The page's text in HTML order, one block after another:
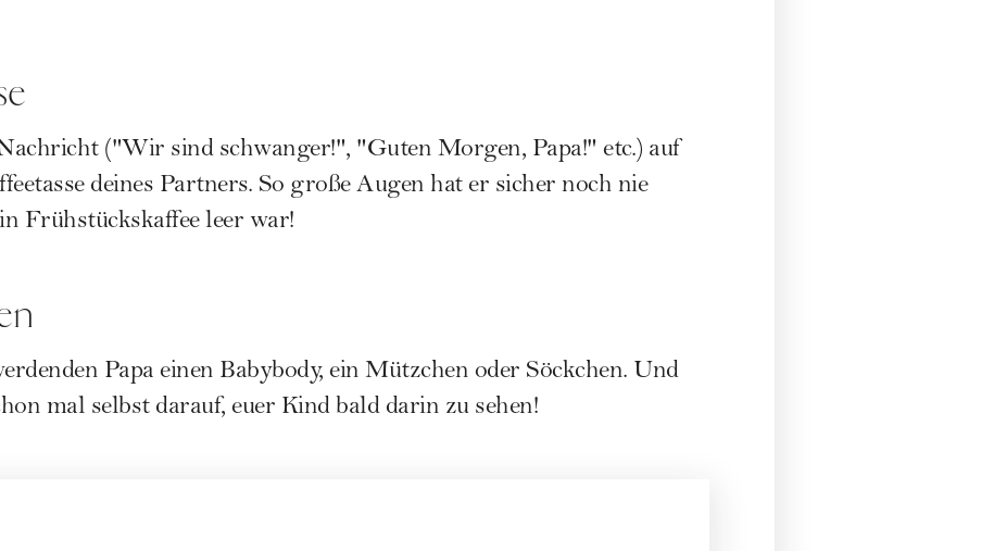
("Wir sind schwanger!", "Guten Morgen, Papa!" etc.) auf
deines Partners. So große Augen hat er sicher noch nie
Frühstückskaffee leer war!
Papa einen Babybody, ein Mützchen oder Söckchen. Und
mal selbst darauf, euer Kind bald darin zu sehen!